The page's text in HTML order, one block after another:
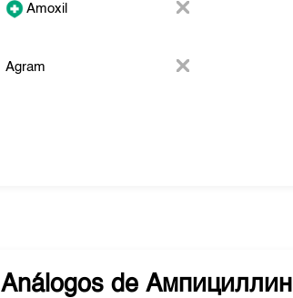
Amoxil
Agram
Análogos deАмпициллин